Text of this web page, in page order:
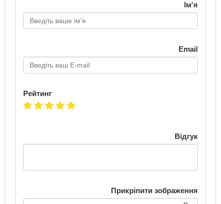
Ім'я
Email
Рейтинг
Відгук
Прикріпити зображення